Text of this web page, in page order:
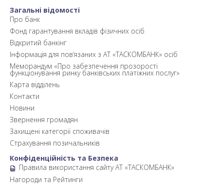
Загальні відомості
Про банк
Фонд гарантування вкладів фізичних осіб
Відкритий банкінг
Інформація для пов’язаних з АТ «ТАСКОМБАНК» осіб
Меморандум «Про забезпечення прозорості
функціонування ринку банківських платіжних послуг»
Карта відділень
Контакти
Новини
Звернення громадян
Захищені категорії споживачів
Страхування позичальників
Конфіденційність та Безпека
Правила використання сайту АТ «ТАСКОМБАНК»
Нагороди та Рейтинги